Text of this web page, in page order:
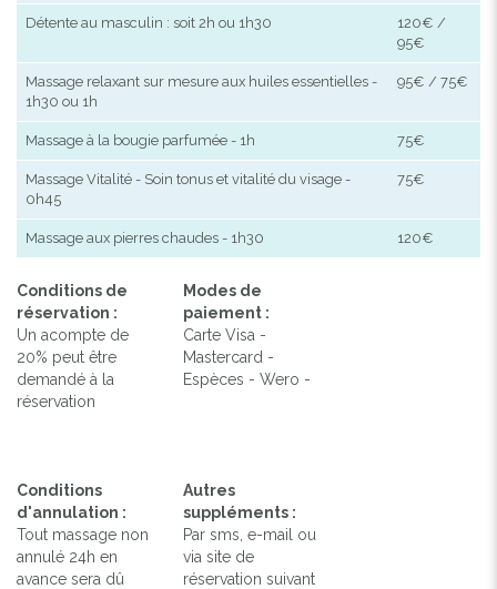
Détente au masculin : soit 2h ou 1h30
120€ /
95€
Massage relaxant sur mesure aux huiles essentielles -
1h30 ou 1h
95€ / 75€
Massage à la bougie parfumée - 1h 75€
Massage Vitalité - Soin tonus et vitalité du visage -
0h45
75€
Massage aux pierres chaudes - 1h30 120€
Conditions de
réservation :
Un acompte de
20% peut être
demandé à la
réservation
Modes de
paiement :
Carte Visa -
Mastercard -
Espèces - Wero -
Conditions
d'annulation :
Tout massage non
annulé 24h en
avance sera dû
Autres
suppléments :
Par sms, e-mail ou
via site de
réservation suivant